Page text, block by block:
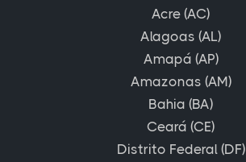
Acre (AC)
Alagoas (AL)
Amapá (AP)
Amazonas (AM)
Bahia (BA)
Ceará (CE)
Distrito Federal (DF)